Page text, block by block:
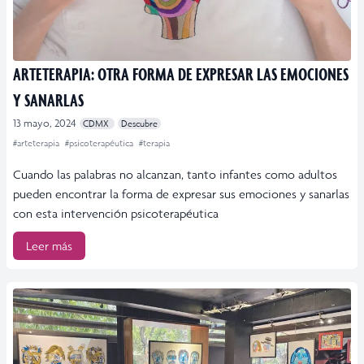
ARTETERAPIA: OTRA FORMA DE EXPRESAR LAS EMOCIONES
Y SANARLAS
13 mayo, 2024 CDMX
Descubre
#arteterapia #psicoterapéutica #terapia
Cuando las palabras no alcanzan, tanto infantes como adultos
pueden encontrar la forma de expresar sus emociones y sanarlas
con esta intervención psicoterapéutica
Leer más